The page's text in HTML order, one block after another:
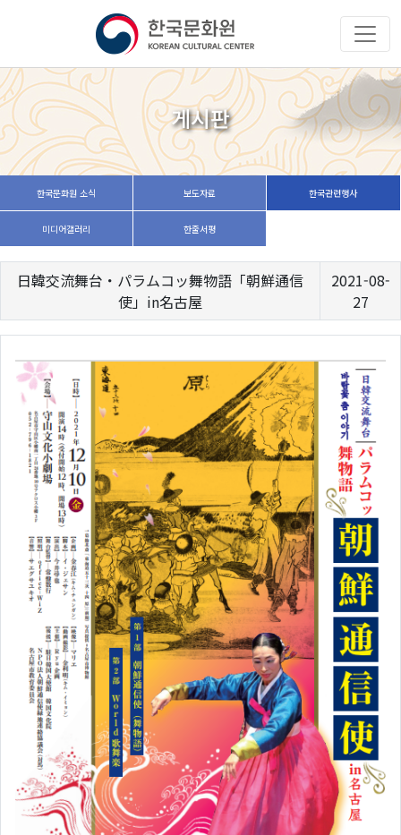
게시판
한국문화원 소식 보도자료 한국관련행사
미디어갤러리 한줄서평
日韓交流舞台・パラムコッ舞物語「朝鮮通信
使」in名古屋
2021-08-
27